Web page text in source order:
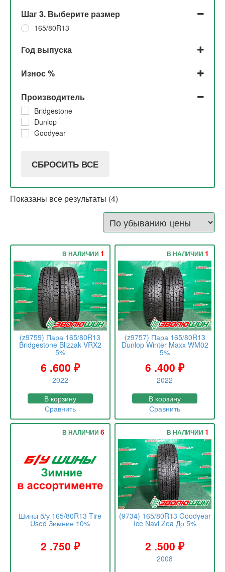
Шаг 3. Выберите размер
165/80R13
Год выпуска
2008
Износ %
5%
30%
Производитель
Bridgestone
Dunlop
Goodyear
СБРОСИТЬ ВСЕ
Показаны все результаты (4)
(z9759) Пара 165/80R13
Bridgestone Blizzak VRX2
5%
6 .600 ₽
2022
В НАЛИЧИИ 1
В корзину
Сравнить
(z9757) Пара 165/80R13
Dunlop Winter Maxx WM02
5%
6 .400₽
2022
В НАЛИЧИИ 1
В корзину
Сравнить
Шины б/у 165/80R13 Tire
Used Зимние 10%
2 .750 ₽
В НАЛИЧИИ 6
(9734) 165/80R13 Goodyear
Ice Navi Zea До 5%
2 .500₽
2008
В НАЛИЧИИ 1